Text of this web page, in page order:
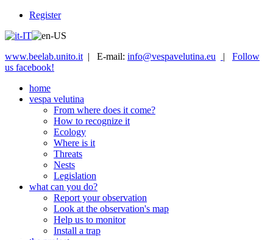
Register
www.beelab.unito.it | E-mail: info@vespavelutina.eu | Follow
us facebook!
home
vespa velutina
From where does it come?
How to recognize it
Ecology
Where is it
Threats
Nests
Legislation
what can you do?
Report your observation
Look at the observation's map
Help us to monitor
Install a trap